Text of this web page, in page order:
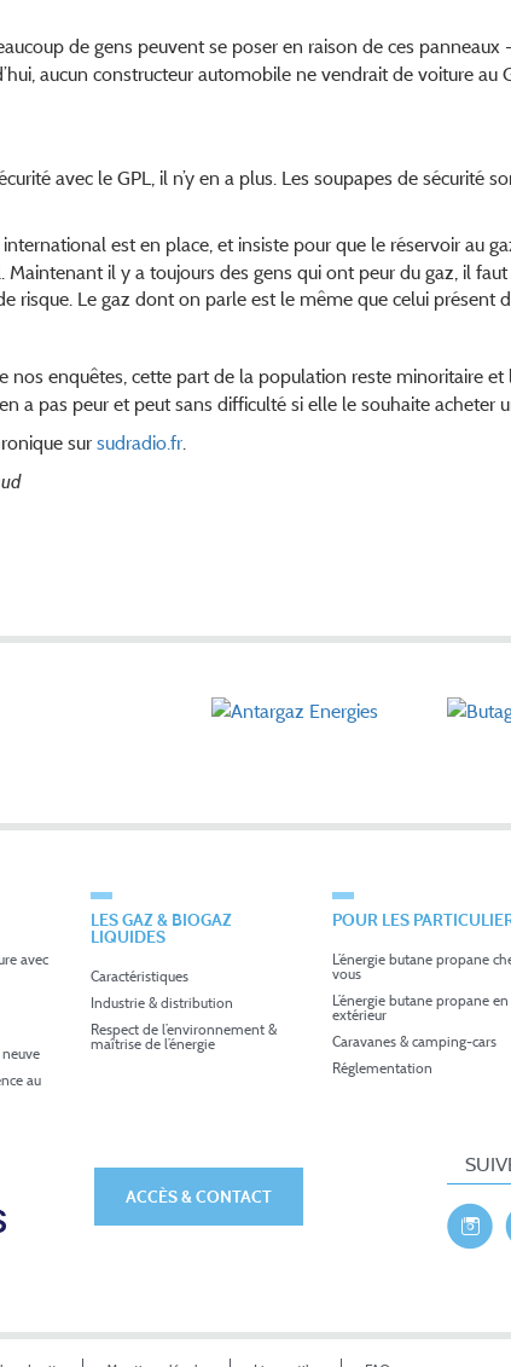
de gens peuvent se poser en raison de ces panneaux
aucun constructeur automobile ne vendrait de voiture au
avec le GPL, il n’y en a plus. Les soupapes de sécurité
est en place, et insiste pour que le réservoir au
Maintenant il y a toujours des gens qui ont peur du gaz, il
risque. Le gaz dont on parle est le même que celui présent
nos enquêtes, cette part de la population reste minoritaire
a pas peur et peut sans difficulté si elle le souhaite acheter
sur sudradio.fr.
avec
au
LES GAZ & BIOGAZ
LIQUIDES
Caractéristiques
Industrie & distribution
Respect de l’environnement &
maîtrise de l’énergie
POUR LES
L’énergie butane propane
vous
L’énergie butane propane en
extérieur
Caravanes & camping-cars
Réglementation
ACCÈS & CONTACT